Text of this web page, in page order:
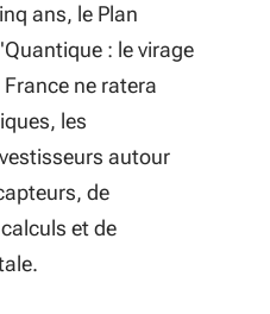
ans, le Plan
: le virage
ne ratera
les
autour
de
et de